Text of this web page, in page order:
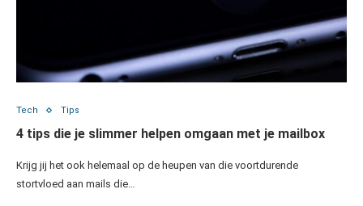
Tech Tips
4 tips die je slimmer helpen omgaan met je mailbox
Krijg jij het ook helemaal op de heupen van die voortdurende
stortvloed aan mails die…